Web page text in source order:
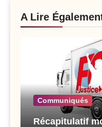
A Lire
Communiqués
Récapitulatif